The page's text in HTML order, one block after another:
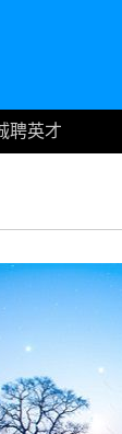
聘英才